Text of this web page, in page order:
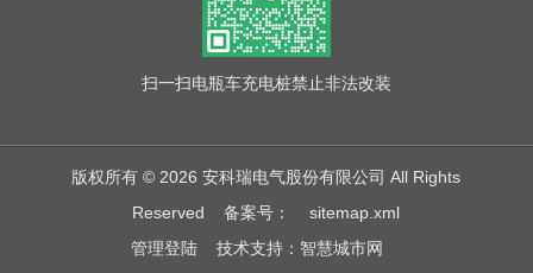
扫一扫电瓶车充电桩禁止非法改装
版权所有 © 2026 安科瑞电气股份有限公司 All Rights
Reserved备案号：
sitemap.xml
管理登陆技术支持： 智慧城市网